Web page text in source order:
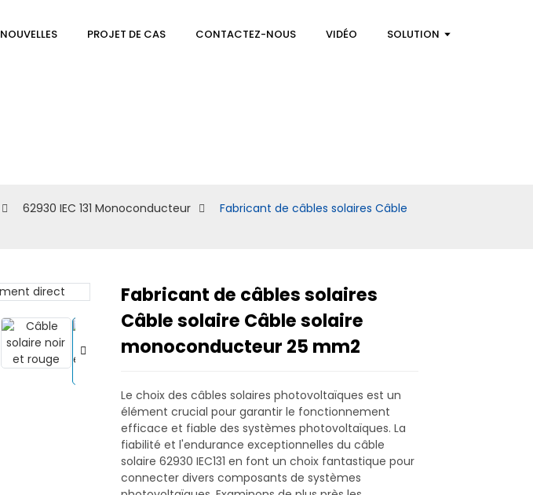
NOUVELLES PROJET DE CAS CONTACTEZ-NOUS VIDÉO SOLUTION
62930 IEC 131 Monoconducteur
Fabricant de câbles solaires Câble
Loading...
Loading...
Fabricant de câbles solaires
Câble solaire Câble solaire
monoconducteur 25 mm2
Le choix des câbles solaires photovoltaïques est un
élément crucial pour garantir le fonctionnement
efficace et fiable des systèmes photovoltaïques. La
fiabilité et l'endurance exceptionnelles du câble
solaire 62930 IEC131 en font un choix fantastique pour
connecter divers composants de systèmes